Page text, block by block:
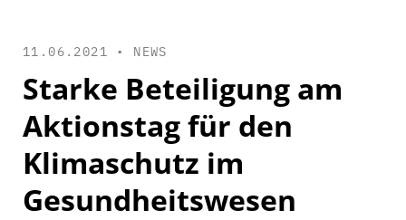
11.06.2021 • NEWS
Starke Beteiligung am
Aktionstag für den
Klimaschutz im
Gesundheitswesen